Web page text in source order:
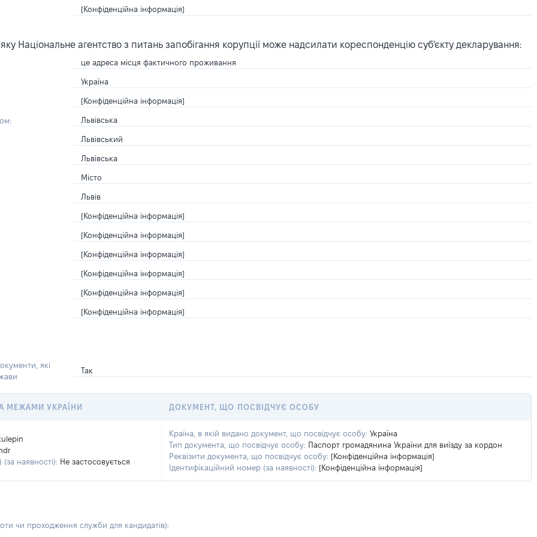
[Конфіденційна інформація]
Національне агентство з питань запобігання корупції може надсилати кореспонденцію суб'єкту декларування:
це адреса місця фактичного проживання
Україна
[Конфіденційна інформація]
Львівська
Львівський
Львівська
Місто
Львів
[Конфіденційна інформація]
[Конфіденційна інформація]
[Конфіденційна інформація]
[Конфіденційна інформація]
[Конфіденційна інформація]
[Конфіденційна інформація]
які
Так
МЕЖАМИ УКРАЇНИ ДОКУМЕНТ, ЩО ПОСВІДЧУЄ ОСОБУ
наявності): Не застосовується
Країна, в якій видано документ, що посвідчує особу: Україна
Тип документа, що посвідчує особу: Паспорт громадянина України для виїзду за кордон
Реквізити документа, що посвідчує особу: [Конфіденційна інформація]
Ідентифікаційний номер (за наявності): [Конфіденційна інформація]
чи проходження служби для кандидатів):